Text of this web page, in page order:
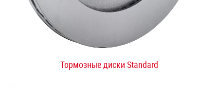
Тормозные диски Standard